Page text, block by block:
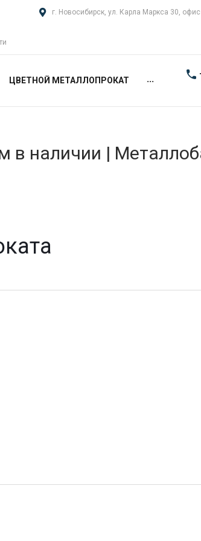
г. Новосибирск, ул. Карла Маркса 30,
ЦВЕТНОЙ МЕТАЛЛОПРОКАТ ...
в наличии |